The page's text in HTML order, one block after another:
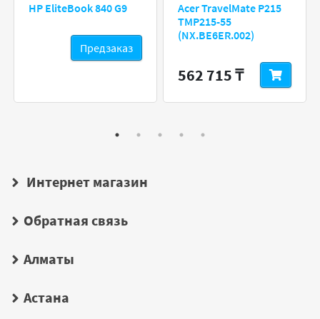
HP EliteBook 840 G9
Предзаказ
Acer TravelMate P215
TMP215-55
(NX.BE6ER.002)
562 715 ₸
Интернет магазин
Обратная связь
Алматы
Астана